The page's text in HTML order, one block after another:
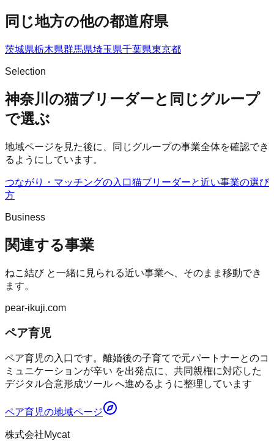
同じ地方の他の都道府県
茨城県栃木県群馬県埼玉県千葉県東京都
Selection
神奈川の猫ブリーダーと同じグループ
で選ぶ
地域ページを見た後に、同じグループの事業全体を確認でき
るようにしています。
つながり・マッチングの入口猫ブリーダーと近い事業の選び
方
Business
関連する事業
ねこ結びと一緒に見られる近い事業へ、そのまま移動でき
ます。
pear-ikuji.com
ペア育児
ペア育児の入口です。離婚後の子育てで元パートナーとのコ
ミュニケーションが辛い を出発点に、共同親権に対応した
デジタル合意形成ツール へ進めるように整理しています
ペア育児の地域ページ
株式会社Mycat